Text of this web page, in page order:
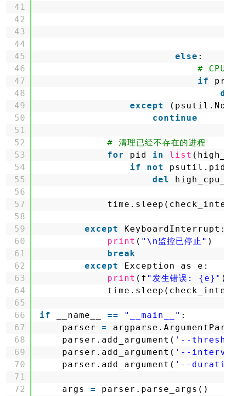
41
42
43
44
45
46
47
48
49
50
51
52
53
54
55
56
57
58
59
60
61
62
63
64
65
66
67
68
69
70
71
72
else :
# CPU
if
except
continue
# 清理已经不存在的进程
for
pid in list
if
not
del
except
KeyboardInterrupt:
print ( "\n监控已停止" )
break
except
Exception as e:
print (f "发生错误: {e}" )
if __name__ == "__main__" :
parser =
parser.add_argument( '--
parser.add_argument( '--
parser.add_argument( '--
args = parser.parse_args()